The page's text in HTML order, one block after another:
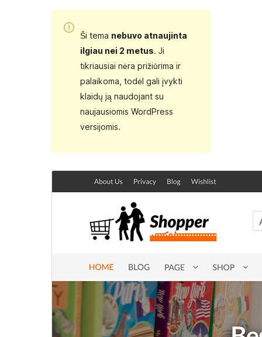
Ši tema nebuvo atnaujinta
ilgiau nei 2 metus. Ji
tikriausiai nėra prižiūrima ir
palaikoma, todėl gali įvykti
klaidų ją naudojant su
naujausiomis WordPress
versijomis.